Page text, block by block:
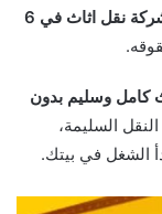
شركة نقل اثاث في 6
كامل وسليم بدون
السليمة،
الشغل في بيتك.